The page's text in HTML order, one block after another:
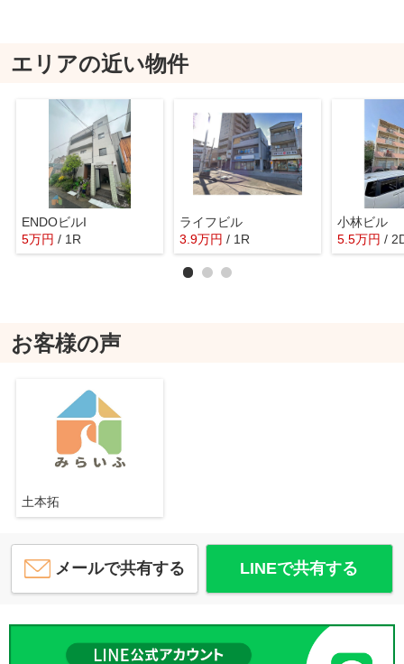
エリアの近い物件
ENDOビルI
5万円 / 1R
ライフビル
3.9万円 / 1R
小林ビル
5.5万円 /
お客様の声
土本拓
メールで共有する LINEで共有する